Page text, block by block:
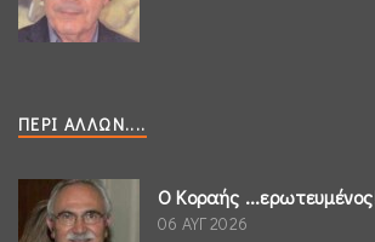
ΠΕΡΊ ΆΛΛΩΝ....
Ο Κοραής
06 ΑΥΓ 2026